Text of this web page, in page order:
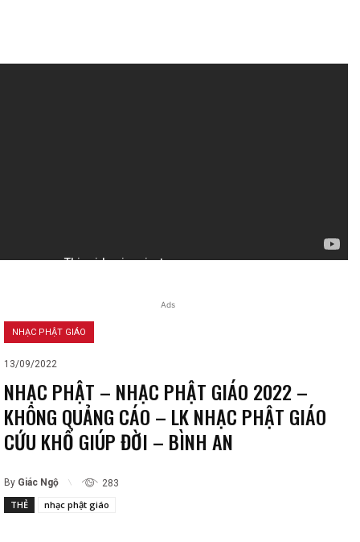
Ads
NHẠC PHẬT GIÁO
13/09/2022
NHẠC PHẬT – NHẠC PHẬT GIÁO 2022 –
KHÔNG QUẢNG CÁO – LK NHẠC PHẬT GIÁO
CỨU KHỔ GIÚP ĐỜI – BÌNH AN
By Giác Ngộ 283
THẺ nhạc phật giáo